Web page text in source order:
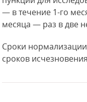
— в течение 1-го
месяца — раз в две
Сроки
сроков